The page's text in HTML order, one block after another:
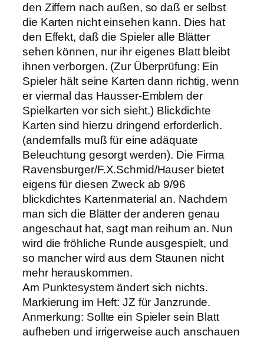
den Ziffern nach außen, so daß er selbst
die Karten nicht einsehen kann. Dies hat
den Effekt, daß die Spieler alle Blätter
sehen können, nur ihr eigenes Blatt bleibt
ihnen verborgen. (Zur Überprüfung: Ein
Spieler hält seine Karten dann richtig, wenn
er viermal das Hausser-Emblem der
Spielkarten vor sich sieht.) Blickdichte
Karten sind hierzu dringend erforderlich.
(andernfalls muß für eine adäquate
Beleuchtung gesorgt werden). Die Firma
Ravensburger/F.X.Schmid/Hauser bietet
eigens für diesen Zweck ab 9/96
blickdichtes Kartenmaterial an. Nachdem
man sich die Blätter der anderen genau
angeschaut hat, sagt man reihum an. Nun
wird die fröhliche Runde ausgespielt, und
so mancher wird aus dem Staunen nicht
mehr herauskommen.
Am Punktesystem ändert sich nichts.
Markierung im Heft: JZ für Janzrunde.
Anmerkung: Sollte ein Spieler sein Blatt
aufheben und irrigerweise auch anschauen